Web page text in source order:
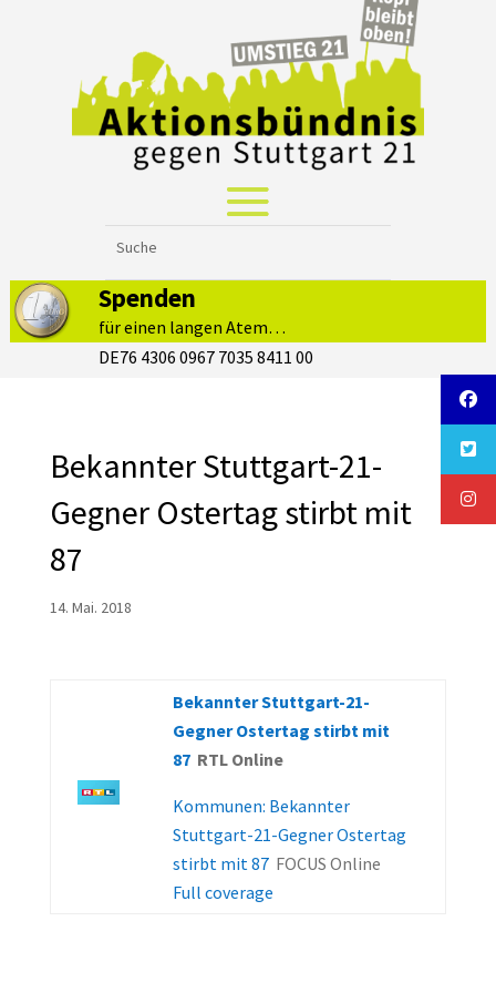
Spenden
für einen langen Atem…
DE76 4306 0967 7035 8411 00
Bekannter Stuttgart-21-
Gegner Ostertag stirbt mit
87
14. Mai. 2018
Bekannter Stuttgart-21-
Gegner Ostertag stirbt mit
87 RTL Online
Kommunen: Bekannter
Stuttgart-21-Gegner Ostertag
stirbt mit 87 FOCUS Online
Full coverage